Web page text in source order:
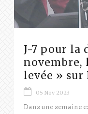
J-7 pour la
novembre,
levée » sur
05 Nov 2023
Dans une semaine